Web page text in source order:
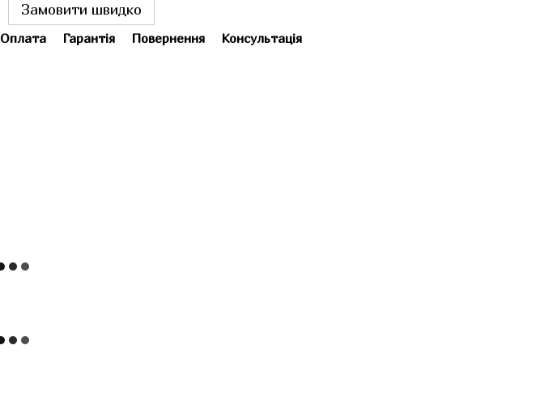
Замовити швидко
Оплата Гарантія Повернення Консультація